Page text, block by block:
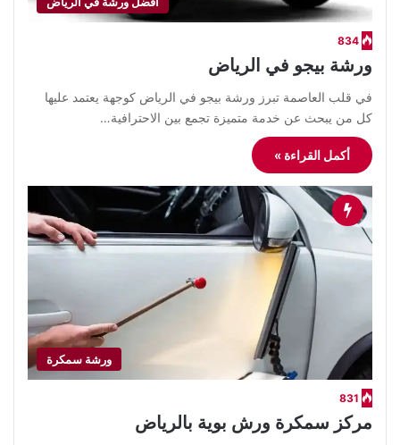
834
ورشة بيجو في الرياض
في قلب العاصمة تبرز ورشة بيجو في الرياض كوجهة يعتمد عليها
كل من يبحث عن خدمة متميزة تجمع بين الاحترافية…
أكمل القراءة »
ورشة سمكرة
831
مركز سمكرة ورش بوية بالرياض